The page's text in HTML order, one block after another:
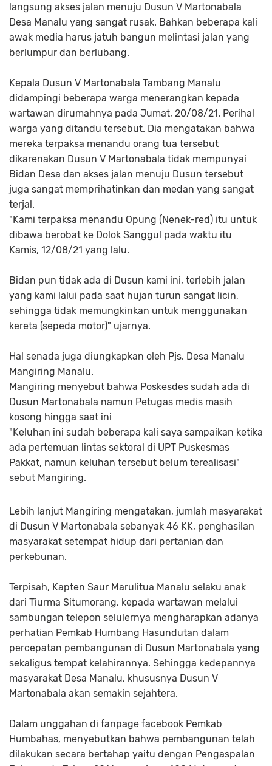
langsung akses jalan menuju Dusun V Martonabala
Desa Manalu yang sangat rusak. Bahkan beberapa kali
awak media harus jatuh bangun melintasi jalan yang
berlumpur dan berlubang.
Kepala Dusun V Martonabala Tambang Manalu
didampingi beberapa warga menerangkan kepada
wartawan dirumahnya pada Jumat, 20/08/21. Perihal
warga yang ditandu tersebut. Dia mengatakan bahwa
mereka terpaksa menandu orang tua tersebut
dikarenakan Dusun V Martonabala tidak mempunyai
Bidan Desa dan akses jalan menuju Dusun tersebut
juga sangat memprihatinkan dan medan yang sangat
terjal.
"Kami terpaksa menandu Opung (Nenek-red) itu untuk
dibawa berobat ke Dolok Sanggul pada waktu itu
Kamis, 12/08/21 yang lalu.
Bidan pun tidak ada di Dusun kami ini, terlebih jalan
yang kami lalui pada saat hujan turun sangat licin,
sehingga tidak memungkinkan untuk menggunakan
kereta (sepeda motor)" ujarnya.
Hal senada juga diungkapkan oleh Pjs. Desa Manalu
Mangiring Manalu.
Mangiring menyebut bahwa Poskesdes sudah ada di
Dusun Martonabala namun Petugas medis masih
kosong hingga saat ini
"Keluhan ini sudah beberapa kali saya sampaikan ketika
ada pertemuan lintas sektoral di UPT Puskesmas
Pakkat, namun keluhan tersebut belum terealisasi"
sebut Mangiring.
Lebih lanjut Mangiring mengatakan, jumlah masyarakat
di Dusun V Martonabala sebanyak 46 KK, penghasilan
masyarakat setempat hidup dari pertanian dan
perkebunan.
Terpisah, Kapten Saur Marulitua Manalu selaku anak
dari Tiurma Situmorang, kepada wartawan melalui
sambungan telepon selulernya mengharapkan adanya
perhatian Pemkab Humbang Hasundutan dalam
percepatan pembangunan di Dusun Martonabala yang
sekaligus tempat kelahirannya. Sehingga kedepannya
masyarakat Desa Manalu, khususnya Dusun V
Martonabala akan semakin sejahtera.
Dalam unggahan di fanpage facebook Pemkab
Humbahas, menyebutkan bahwa pembangunan telah
dilakukan secara bertahap yaitu dengan Pengaspalan